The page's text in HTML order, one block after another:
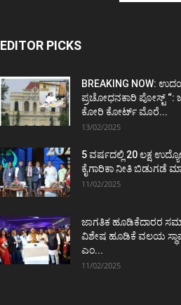
EDITOR PICKS
BREAKING NOW:
ಪ್ರಚೋಧನಕಾರಿ ಪೋಸ್ಟ್‌ “:
ಕೋರಿ ಕೋರ್ಟ್‌ ಮೊರೆ...
13/02/2025
5 ವರ್ಷದಲ್ಲಿ 20 ಲಕ್ಷ
ಕೈಗಾರಿಕಾ ನೀತಿ ಬಿಡುಗಡೆ
11/02/2025
ಜಾಗತಿಕ ಹೂಡಿಕೆದಾರರ
ವಿಶೇಷ ಹೂಡಿಕೆ ವಲಯ
ಎಂ...
11/02/2025